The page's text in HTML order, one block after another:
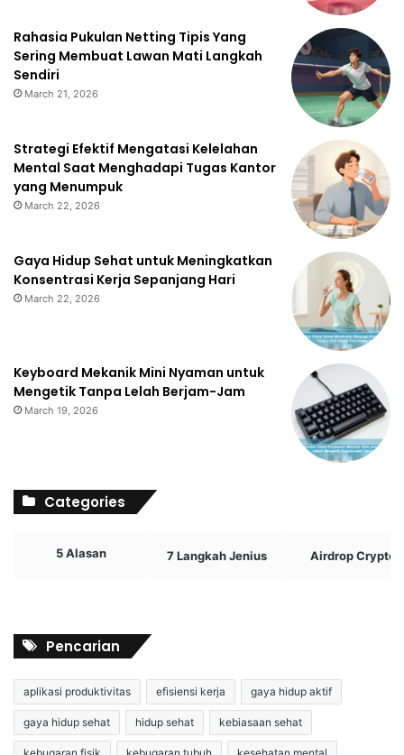
Rahasia Pukulan Netting Tipis Yang
Sering Membuat Lawan Mati Langkah
Sendiri
March 21, 2026
Strategi Efektif Mengatasi Kelelahan
Mental Saat Menghadapi Tugas Kantor
yang Menumpuk
March 22, 2026
Gaya Hidup Sehat untuk Meningkatkan
Konsentrasi Kerja Sepanjang Hari
March 22, 2026
Keyboard Mekanik Mini Nyaman untuk
Mengetik Tanpa Lelah Berjam-Jam
March 19, 2026
Categories
5 Alasan 7 Langkah Jenius Airdrop Crypto
Pencarian
aplikasi produktivitas efisiensi kerja gaya hidup aktif
gaya hidup sehat hidup sehat kebiasaan sehat